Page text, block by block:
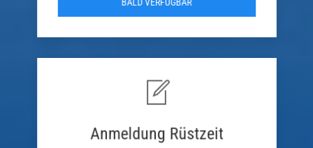
BALD VERFÜGBAR
Anmeldung Rüstzeit